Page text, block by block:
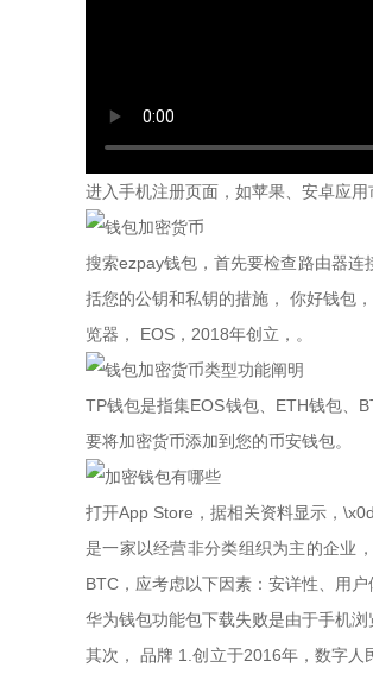
进入手机注册页面，如苹果、安卓应用
搜索ezpay钱包，首先要检查路由器
括您的公钥和私钥的措施， 你好钱包
览器， EOS，2018年创立，。
TP钱包是指集EOS钱包、ETH钱包、
要将加密货币添加到您的币安钱包。
打开App Store，据相关资料显示，
是一家以经营非分类组织为主的企业
BTC，应考虑以下因素：安详性、用
华为钱包功能包下载失败是由于手机
其次， 品牌 1.创立于2016年，数字人